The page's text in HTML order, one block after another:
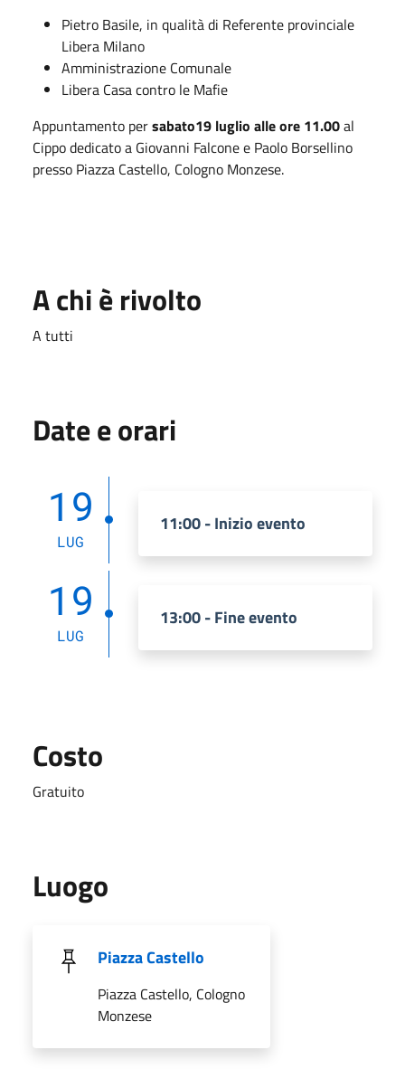
Pietro Basile, in qualità di Referente provinciale
Libera Milano
Amministrazione Comunale
Libera Casa contro le Mafie
Appuntamento persabato19 luglio alle ore 11.00al
Cippo dedicato a Giovanni Falcone e Paolo Borsellino
presso Piazza Castello, Cologno Monzese.
A chi è rivolto
A tutti
Date e orari
19
LUG
11:00 - Inizio evento
19
LUG
13:00 - Fine evento
Costo
Gratuito
Luogo
Piazza Castello
Piazza Castello, Cologno
Monzese